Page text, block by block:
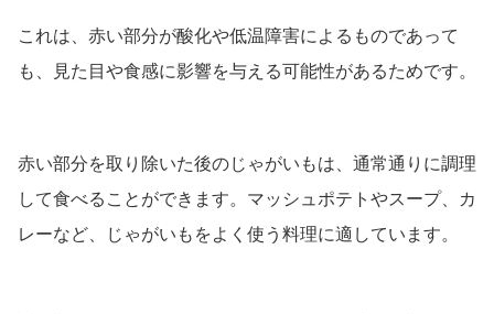
これは、赤い部分が酸化や低温障害によるものであって
も、見た目や食感に影響を与える可能性があるためです。
赤い部分を取り除いた後のじゃがいもは、通常通りに調理
して食べることができます。マッシュポテトやスープ、カ
レーなど、じゃがいもをよく使う料理に適しています。